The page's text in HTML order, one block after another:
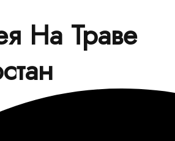
На Траве